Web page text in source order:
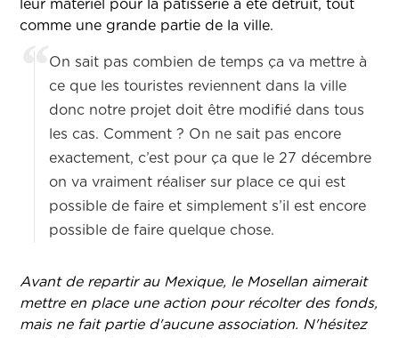
leur matériel pour la pâtisserie a été détruit, tout
comme une grande partie de la ville.
On sait pas combien de temps ça va mettre à
ce que les touristes reviennent dans la ville
donc notre projet doit être modifié dans tous
les cas. Comment ? On ne sait pas encore
exactement, c’est pour ça que le 27 décembre
on va vraiment réaliser sur place ce qui est
possible de faire et simplement s’il est encore
possible de faire quelque chose.
Avant de repartir au Mexique, le Mosellan aimerait
mettre en place une action pour récolter des fonds,
mais ne fait partie d'aucune association. N'hésitez